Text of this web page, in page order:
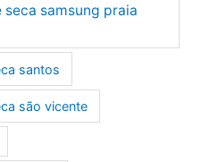
samsung praia
santos
são vicente